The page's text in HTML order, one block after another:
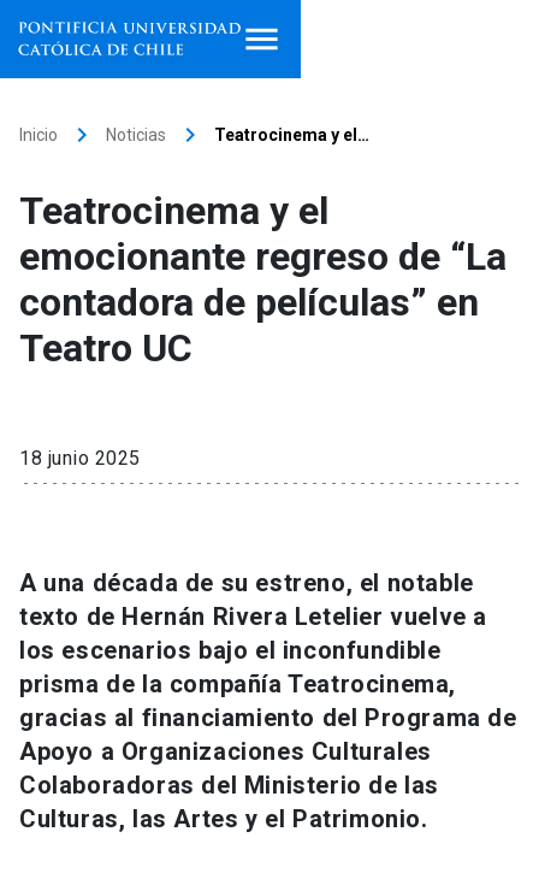
Facultades, escuelas e
institutos
Investigación
Información para keyboard_arrow_down
Futuros estudiantes
Estudiantes
Académicos
Go to english site launch
ACCESOS DIRECTOS
Admisión launch
Mi Cuenta UC
Inicio keyboard_arrow_right Noticias keyboard_arrow_right Teatrocinema y el…
Teatrocinema y el
emocionante regreso de “La
contadora de películas” en
Teatro UC
18 junio 2025
A una década de su estreno, el notable
texto de Hernán Rivera Letelier vuelve a
los escenarios bajo el inconfundible
prisma de la compañía Teatrocinema,
gracias al financiamiento del Programa de
Apoyo a Organizaciones Culturales
Colaboradoras del Ministerio de las
Culturas, las Artes y el Patrimonio.